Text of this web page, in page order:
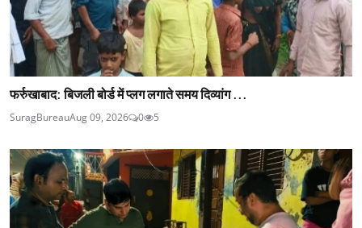
फर्रुखाबाद: बिजली बोर्ड में प्लग लगाते समय दिव्यांग ...
SuragBureauAug 09, 2026 0 5